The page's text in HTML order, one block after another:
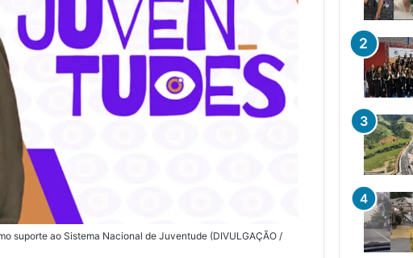
suporte ao Sistema Nacional de Juventude (DIVULGAÇÃO /